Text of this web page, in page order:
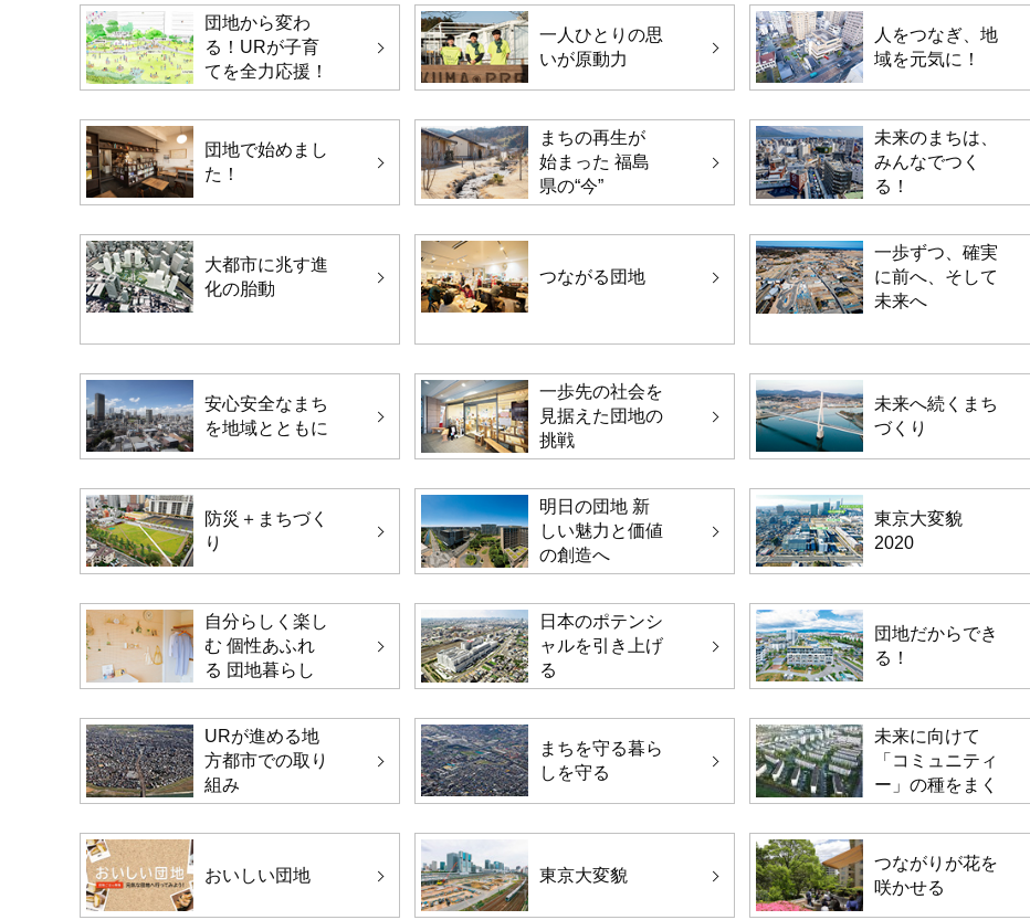
団地から変わ
る！URが子育
てを全力応援！
一人ひとりの思
いが原動力
人をつなぎ、地
域を元気に！
団地で始めまし
た！
まちの再生が
始まった 福島
県の“今”
未来のまちは、
みんなでつく
る！
大都市に兆す進
化の胎動
つながる団地
一歩ずつ、確実
に前へ、そして
未来へ
安心安全なまち
を地域とともに
一歩先の社会を
見据えた団地の
挑戦
未来へ続くまち
づくり
防災＋まちづく
り
明日の団地 新
しい魅力と価値
の創造へ
東京大変貌
2020
自分らしく楽し
む 個性あふれ
る 団地暮らし
日本のポテンシ
ャルを引き上げ
る
団地だからでき
る！
URが進める地
方都市での取り
組み
まちを守る暮ら
しを守る
未来に向けて
「コミュニティ
ー」の種をまく
おいしい団地 東京大変貌
つながりが花を
咲かせる